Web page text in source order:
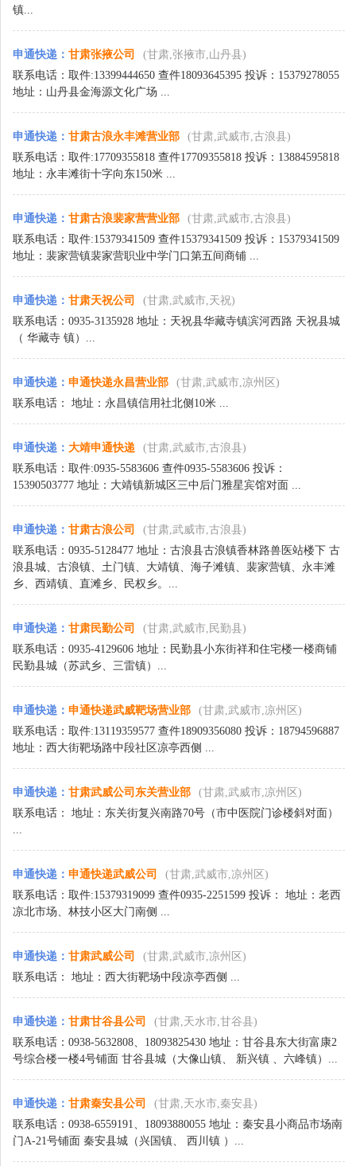
镇...
申通快递 ： 甘肃张掖公司
(甘肃,张掖市,山丹县)
联系电话：取件:13399444650 查件18093645395 投诉：15379278055
地址：山丹县金海源文化广场 ...
申通快递 ： 甘肃古浪永丰滩营业部
(甘肃,武威市,古浪县)
联系电话：取件:17709355818 查件17709355818 投诉：13884595818
地址：永丰滩街十字向东150米 ...
申通快递 ： 甘肃古浪裴家营营业部
(甘肃,武威市,古浪县)
联系电话：取件:15379341509 查件15379341509 投诉：15379341509
地址：裴家营镇裴家营职业中学门口第五间商铺 ...
申通快递 ： 甘肃天祝公司
(甘肃,武威市,天祝)
联系电话：0935-3135928 地址：天祝县华藏寺镇滨河西路 天祝县城
（ 华藏寺 镇）...
申通快递 ： 申通快递永昌营业部
(甘肃,武威市,凉州区)
联系电话： 地址：永昌镇信用社北侧10米 ...
申通快递 ： 大靖申通快递
(甘肃,武威市,古浪县)
联系电话：取件:0935-5583606 查件0935-5583606 投诉：
15390503777 地址：大靖镇新城区三中后门雅星宾馆对面 ...
申通快递 ： 甘肃古浪公司
(甘肃,武威市,古浪县)
联系电话：0935-5128477 地址：古浪县古浪镇香林路兽医站楼下 古
浪县城、古浪镇、土门镇、大靖镇、海子滩镇、裴家营镇、永丰滩
乡、西靖镇、直滩乡、民权乡。...
申通快递 ： 甘肃民勤公司
(甘肃,武威市,民勤县)
联系电话：0935-4129606 地址：民勤县小东街祥和住宅楼一楼商铺
民勤县城（苏武乡、三雷镇）...
申通快递 ： 申通快递武威靶场营业部
(甘肃,武威市,凉州区)
联系电话：取件:13119359577 查件18909356080 投诉：18794596887
地址：西大街靶场路中段社区凉亭西侧 ...
申通快递 ： 甘肃武威公司东关营业部
(甘肃,武威市,凉州区)
联系电话： 地址：东关街复兴南路70号（市中医院门诊楼斜对面）
...
申通快递 ： 申通快递武威公司
(甘肃,武威市,凉州区)
联系电话：取件:15379319099 查件0935-2251599 投诉： 地址：老西
凉北市场、林技小区大门南侧 ...
申通快递 ： 甘肃武威公司
(甘肃,武威市,凉州区)
联系电话： 地址：西大街靶场中段凉亭西侧 ...
申通快递 ： 甘肃甘谷县公司
(甘肃,天水市,甘谷县)
联系电话：0938-5632808、18093825430 地址：甘谷县东大街富康2
号综合楼一楼4号铺面 甘谷县城（大像山镇、 新兴镇 、六峰镇）...
申通快递 ： 甘肃秦安县公司
(甘肃,天水市,秦安县)
联系电话：0938-6559191、18093880055 地址：秦安县小商品市场南
门A-21号铺面 秦安县城（兴国镇、 西川镇 ）...